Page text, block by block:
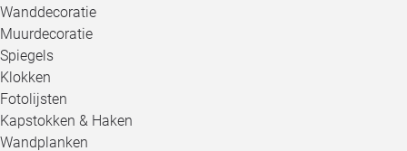
Wanddecoratie
Muurdecoratie
Spiegels
Klokken
Fotolijsten
Kapstokken & Haken
Wandplanken